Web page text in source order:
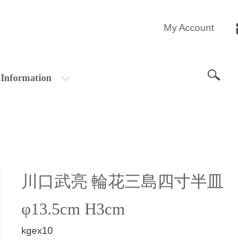
Information
My Account
川口武亮 輪花三島四寸半皿
φ13.5cm H3cm
kgex10